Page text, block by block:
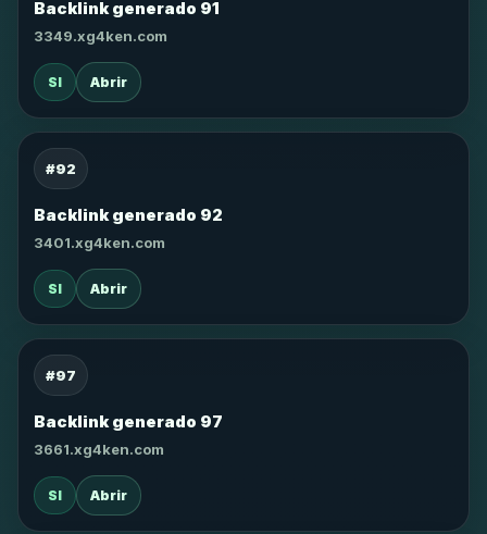
Backlink generado 91
3349.xg4ken.com
SI Abrir
#92
Backlink generado 92
3401.xg4ken.com
SI Abrir
#97
Backlink generado 97
3661.xg4ken.com
SI Abrir